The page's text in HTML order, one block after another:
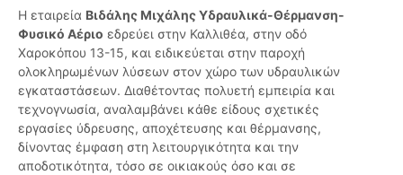
Η εταιρεία Βιδάλης Μιχάλης Υδραυλικά-Θέρμανση-
Φυσικό Αέριο εδρεύει στην Καλλιθέα, στην οδό
Χαροκόπου 13-15, και ειδικεύεται στην παροχή
ολοκληρωμένων λύσεων στον χώρο των υδραυλικών
εγκαταστάσεων. Διαθέτοντας πολυετή εμπειρία και
τεχνογνωσία, αναλαμβάνει κάθε είδους σχετικές
εργασίες ύδρευσης, αποχέτευσης και θέρμανσης,
δίνοντας έμφαση στη λειτουργικότητα και την
αποδοτικότητα, τόσο σε οικιακούς όσο και σε